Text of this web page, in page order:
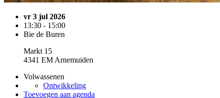
vr 3 jul 2026
13:30 - 15:00
Bie de Buren
Markt 15
4341 EM Arnemuiden
Volwassenen
Ontwikkeling
Toevoegen aan agenda